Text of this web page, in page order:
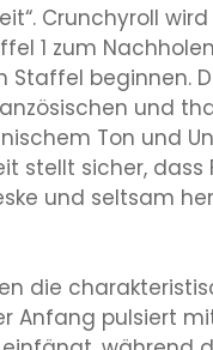
Crunchyroll
1 zum
beginnen.
und
Ton und
stellt sicher,
und seltsam
die
Anfang pulsiert